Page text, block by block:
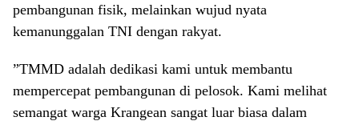
pembangunan fisik, melainkan wujud nyata
kemanunggalan TNI dengan rakyat.
​”TMMD adalah dedikasi kami untuk membantu
mempercepat pembangunan di pelosok. Kami melihat
semangat warga Krangean sangat luar biasa dalam